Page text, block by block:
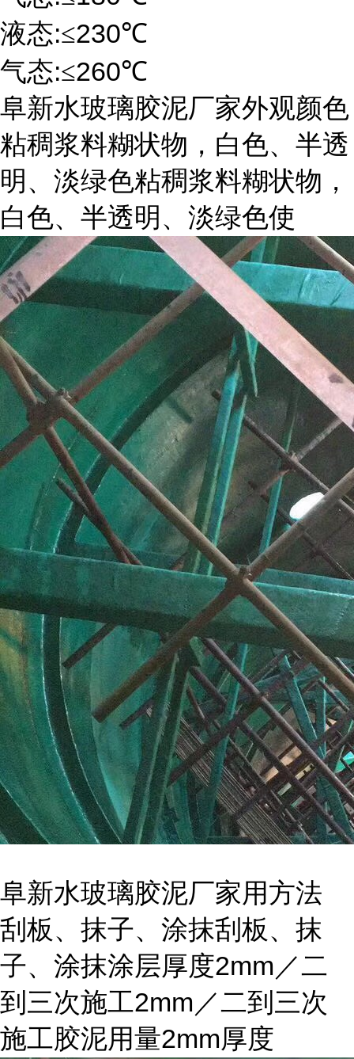
液态:≤230℃
气态:≤260℃
阜新水玻璃胶泥厂家外观颜色
粘稠浆料糊状物，白色、半透
明、淡绿色粘稠浆料糊状物，
白色、半透明、淡绿色使
阜新水玻璃胶泥厂家用方法
刮板、抹子、涂抹刮板、抹
子、涂抹涂层厚度2mm ／二
到三次施工2mm ／二到三次
施工胶泥用量2mm厚度